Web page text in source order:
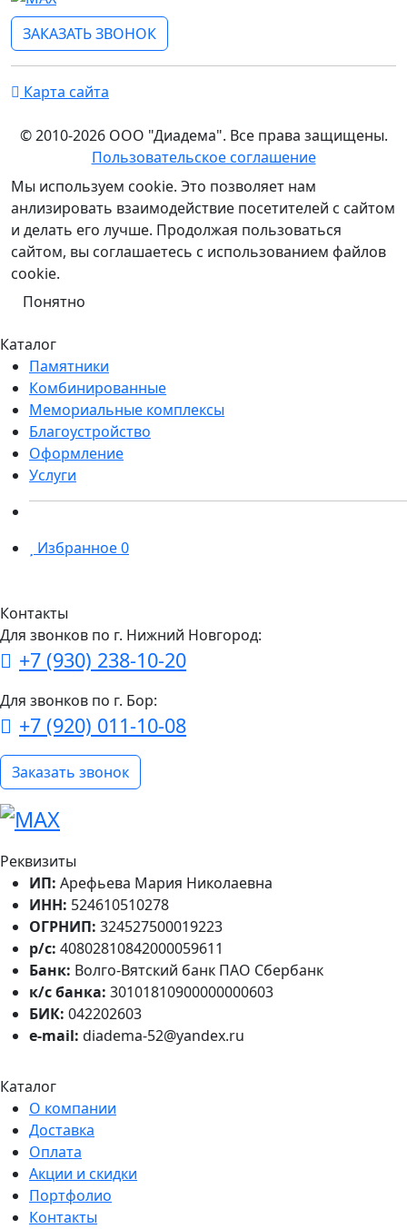
ЗАКАЗАТЬ ЗВОНОК
Карта сайта
© 2010-2026 ООО "Диадема". Все права защищены.
Пользовательское соглашение
Мы используем cookie. Это позволяет нам
анлизировать взаимодействие посетителей с сайтом
и делать его лучше. Продолжая пользоваться
сайтом, вы соглашаетесь с использованием файлов
cookie.
Понятно
Каталог
Памятники
Комбинированные
Мемориальные комплексы
Благоустройство
Оформление
Услуги
Избранное0
Контакты
Для звонков по г. Нижний Новгород:
+7 (930) 238-10-20
Для звонков по г. Бор:
+7 (920) 011-10-08
Заказать звонок
Реквизиты
ИП: Арефьева Мария Николаевна
ИНН: 524610510278
ОГРНИП: 324527500019223
р/с: 40802810842000059611
Банк: Волго-Вятский банк ПАО Сбербанк
к/с банка: 30101810900000000603
БИК: 042202603
e-mail: diadema-52@yandex.ru
Каталог
О компании
Доставка
Оплата
Акции и скидки
Портфолио
Контакты